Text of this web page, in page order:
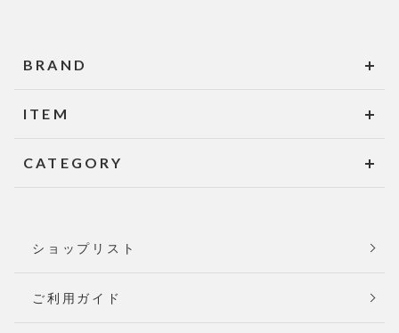
BRAND
ITEM
CATEGORY
ショップリスト
ご利用ガイド